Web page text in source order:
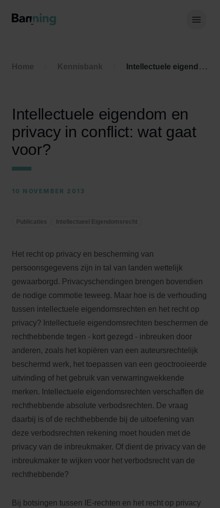
Home Kennisbank Intellectuele eigendom en privacy in conflict: wat gaat voor?
Intellectuele eigendom en
privacy in conflict: wat gaat
voor?
10 NOVEMBER 2013
Publicaties Intellectueel Eigendomsrecht
Het recht op privacy en bescherming van
persoonsgegevens zijn in tal van landen wettelijk
gewaarborgd. Privacyschendingen brengen bovendien
de nodige commotie teweeg. Maar hoe is de verhouding
tussen intellectuele eigendomsrechten en het recht op
privacy? Intellectuele eigendomsrechten beschermen de
rechthebbende tegen - kort gezegd - inbreuken door
anderen, zoals het kopiëren van een auteursrechtelijk
beschermd werk, het toepassen van een geoctrooieerde
uitvinding of het gebruik van verwarringwekkende
merken. Intellectuele eigendomsrechten verschaffen de
rechthebbende absolute verbodsrechten. De vraag
daarbij is of de rechthebbende bij de uitoefening van
deze verbodsrechten rekening moet houden met de
privacy van de inbreukmaker. Of dient de privacy van de
inbreukmaker te wijken voor het verbodsrecht van de
rechthebbende?
Bij botsingen tussen IE-rechten en het recht op privacy